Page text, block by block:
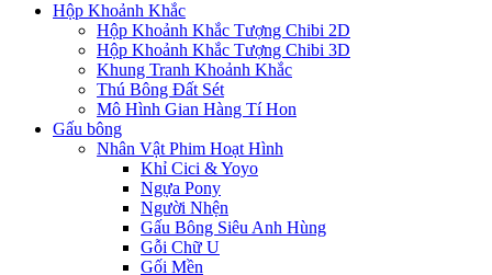
Hộp Khoảnh Khắc
Hộp Khoảnh Khắc Tượng Chibi 2D
Hộp Khoảnh Khắc Tượng Chibi 3D
Khung Tranh Khoảnh Khắc
Thú Bông Đất Sét
Mô Hình Gian Hàng Tí Hon
Gấu bông
Nhân Vật Phim Hoạt Hình
Khỉ Cici & Yoyo
Ngựa Pony
Người Nhện
Gấu Bông Siêu Anh Hùng
Gỗi Chữ U
Gối Mền